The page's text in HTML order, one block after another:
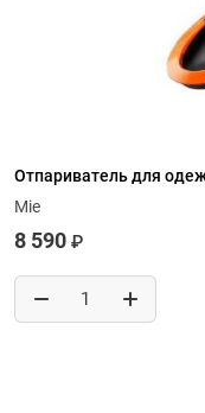
Отпариватель для
Mie
8 590 ₽